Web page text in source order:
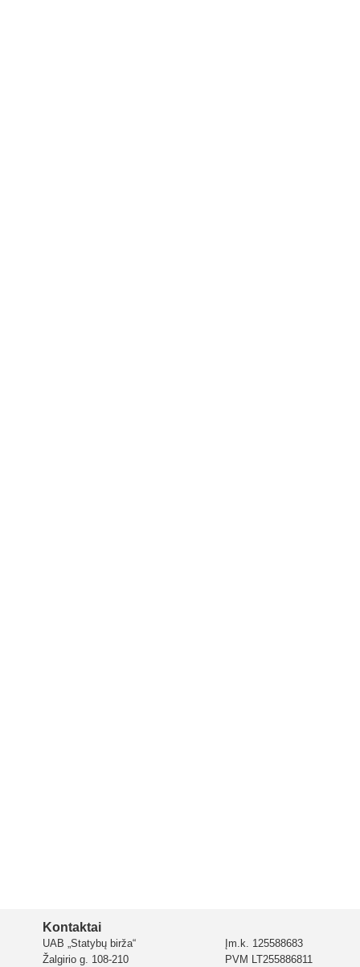
Kontaktai
UAB „Statybų birža“
Žalgirio g. 108-210
Įm.k. 125588683
PVM LT255886811